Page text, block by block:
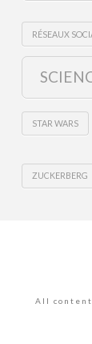
RÉSEAUX
STAR WARS
ZUCKERBERG
All